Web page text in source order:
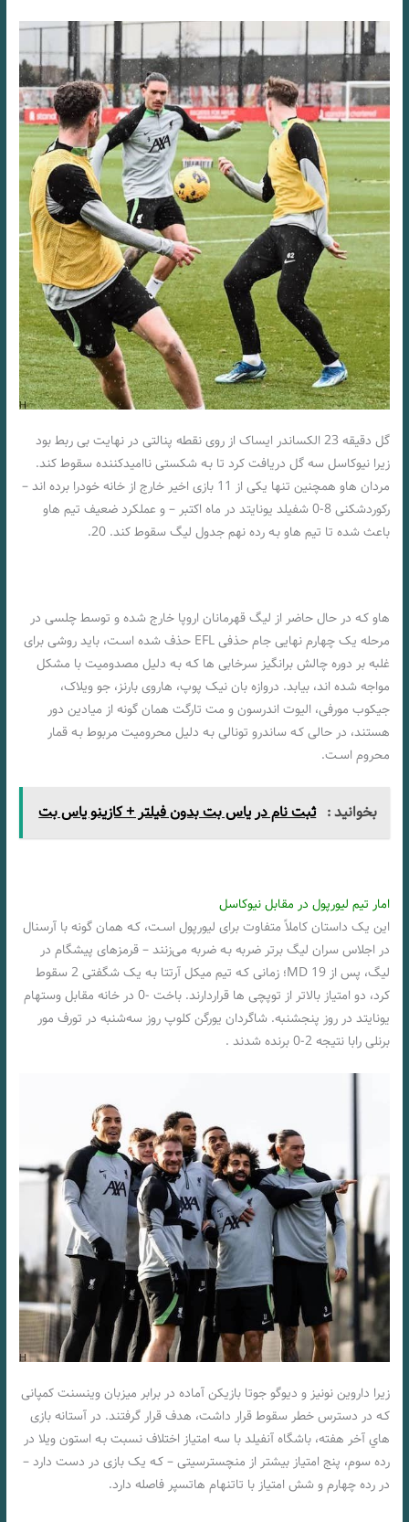
گل دقیقه 23 الکساندر ایساک از روی نقطه پنالتی در نهایت بی ربط بود
زیرا نیوکاسل سه گل دریافت کرد تا بـه شکستی ناامیدکننده سقوط کند.
مردان هاو همچنین تنها یکی از 11 بازی اخیر خارج از خانه خودرا برده اند –
رکوردشکنی 8-0 شفیلد یونایتد در ماه اکتبر – و عملکرد ضعیف تیم هاو
باعث شده تا تیم هاو بـه رده نهم جدول لیگ سقوط کند. 20.
هاو کـه در حال حاضر از لیگ قهرمانان اروپا خارج شده و توسط چلسی در
مرحله یک چهارم نهایی جام حذفی EFL حذف شده اسـت، باید روشی برای
غلبه بر دوره چالش برانگیز سرخابی ها کـه بـه دلیل مصدومیت با مشکل
مواجه شده اند، بیابد. دروازه بان نیک پوپ، هاروی بارنز، جو ویلاک،
جیکوب مورفی، الیوت اندرسون و مت تارگت همان‌ گونه از میادین دور
هستند، در حالی کـه ساندرو تونالی بـه دلیل محرومیت مربوط بـه قمار
محروم اسـت.
بخوانید : ثبت نام در یاس بت بدون فیلتر + کازینو یاس بت
امار تیم لیورپول در مقابل نیوکاسل
این یک داستان کاملاً متفاوت برای لیورپول اسـت، کـه همان‌ گونه با آرسنال
در اجلاس سران لیگ برتر ضربه بـه ضربه می‌زنند – قرمزهای پیشگام در
لیگ، پس از MD 19؛ زمانی کـه تیم میکل آرتتا بـه یک شگفتی 2 سقوط
کرد، دو امتیاز بالاتر از توپچی ها قراردارند. باخت -0 در خانه مقابل وستهام
یونایتد در روز پنجشنبه. شاگردان یورگن کلوپ روز سه‌شنبه در تورف مور
برنلی رابا نتیجه 2-0 برنده شدند .
زیرا داروین نونیز و دیوگو جوتا بازیکن آماده در برابر میزبان وینسنت کمپانی
کـه در دسترس خطر سقوط قرار داشت، هدف قرار گرفتند. در آستانه بازی
هاي‌ آخر هفته، باشگاه آنفیلد با سه امتیاز اختلاف نسبت بـه استون ویلا در
رده سوم، پنج امتیاز بیشتر از منچسترسیتی – کـه یک بازی در دست دارد –
در رده چهارم و شش امتیاز با تاتنهام هاتسپر فاصله دارد.